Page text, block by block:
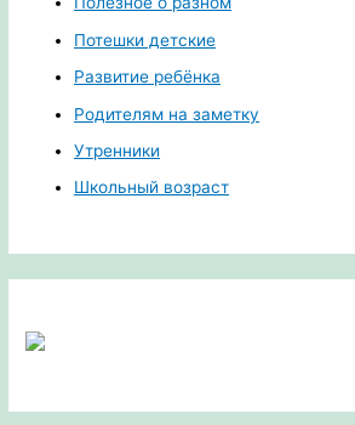
Потешки детские
Развитие ребёнка
Родителям на заметку
Утренники
Школьный возраст